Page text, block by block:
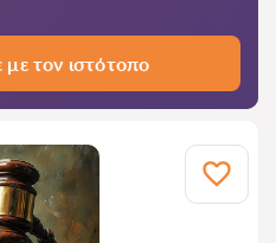
με τον ιστότοπο